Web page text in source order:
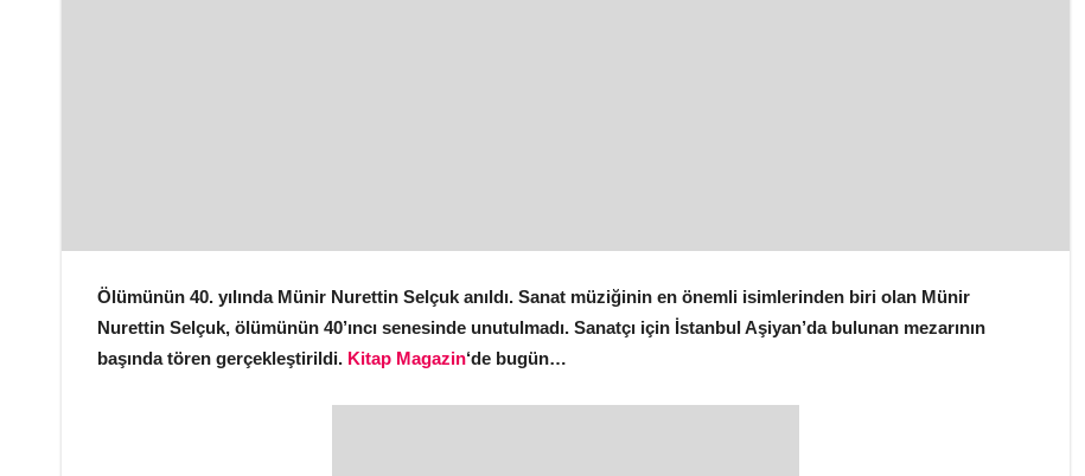
Ölümünün 40. yılında Münir Nurettin Selçuk anıldı. Sanat müziğinin en önemli isimlerinden biri olan Münir
Nurettin Selçuk, ölümünün 40’ıncı senesinde unutulmadı. Sanatçı için İstanbul Aşiyan’da bulunan mezarının
başında tören gerçekleştirildi. Kitap Magazin‘de bugün…